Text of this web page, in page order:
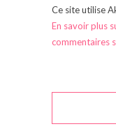
Ce site utilise
En savoir plus
commentaires